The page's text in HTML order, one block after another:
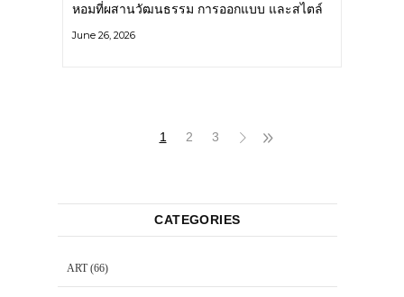
หอมที่ผสานวัฒนธรรม การออกแบบ และสไตล์
แบรนด์เครื่องหอมระดับลักชัวรีดีไซน์เอกลักษณ์
June 26, 2026
1 2 3
CATEGORIES
ART(66)